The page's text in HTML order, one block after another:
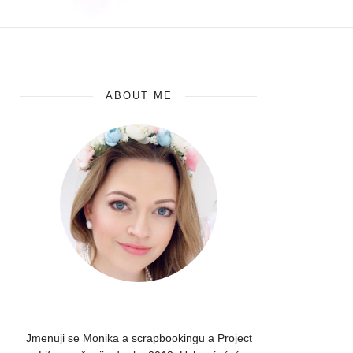
ABOUT ME
Jmenuji se Monika a scrapbookingu a Project